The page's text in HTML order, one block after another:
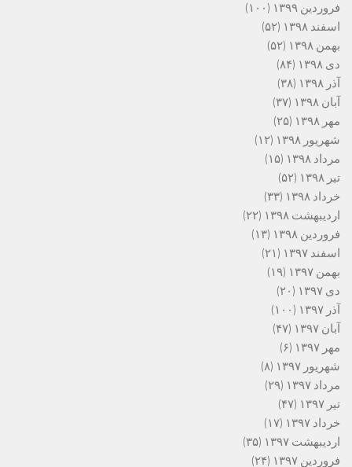
فروردین ۱۳۹۹
(۱۰۰)
اسفند ۱۳۹۸
(۵۲)
بهمن ۱۳۹۸
(۵۲)
دی ۱۳۹۸
(۸۴)
آذر ۱۳۹۸
(۳۸)
آبان ۱۳۹۸
(۳۷)
مهر ۱۳۹۸
(۲۵)
شهریور ۱۳۹۸
(۱۲)
مرداد ۱۳۹۸
(۱۵)
تیر ۱۳۹۸
(۵۲)
خرداد ۱۳۹۸
(۳۳)
اردیبهشت ۱۳۹۸
(۲۲)
فروردین ۱۳۹۸
(۱۳)
اسفند ۱۳۹۷
(۲۱)
بهمن ۱۳۹۷
(۱۹)
دی ۱۳۹۷
(۲۰)
آذر ۱۳۹۷
(۱۰۰)
آبان ۱۳۹۷
(۴۷)
مهر ۱۳۹۷
(۶)
شهریور ۱۳۹۷
(۸)
مرداد ۱۳۹۷
(۲۹)
تیر ۱۳۹۷
(۴۷)
خرداد ۱۳۹۷
(۱۷)
اردیبهشت ۱۳۹۷
(۳۵)
فروردین ۱۳۹۷
(۲۴)